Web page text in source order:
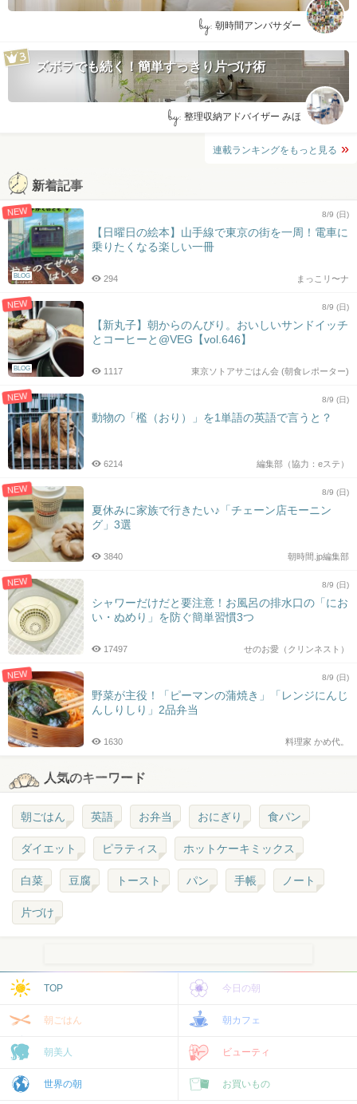
by: 朝時間アンバサダー
ズボラでも続く！簡単すっきり片づけ術
by: 整理収納アドバイザー みほ
連載ランキングをもっと見る
新着記事
NEW
BLOG
8/9 (日)
【日曜日の絵本】山手線で東京の街を一周！電車に
乗りたくなる楽しい一冊
まっこリ〜ナ
294
NEW
BLOG
8/9 (日)
【新丸子】朝からのんびり。おいしいサンドイッチ
とコーヒーと@VEG【vol.646】
東京ソトアサごはん会 (朝食レポーター)
1117
NEW 8/9 (日)
動物の「檻（おり）」を1単語の英語で言うと？
編集部（協力：eステ）
6214
NEW 8/9 (日)
夏休みに家族で行きたい♪「チェーン店モーニン
グ」3選
朝時間.jp編集部
3840
NEW 8/9 (日)
シャワーだけだと要注意！お風呂の排水口の「にお
い・ぬめり」を防ぐ簡単習慣3つ
せのお愛（クリンネスト）
17497
NEW 8/9 (日)
野菜が主役！「ピーマンの蒲焼き」「レンジにんじ
んしりしり」2品弁当
料理家 かめ代。
1630
人気のキーワード
朝ごはん 英語 お弁当 おにぎり 食パン
ダイエット ピラティス ホットケーキミックス
白菜 豆腐 トースト パン 手帳 ノート
片づけ
TOP 今日の朝
朝ごはん 朝カフェ
朝美人 ビューティ
世界の朝 お買いもの